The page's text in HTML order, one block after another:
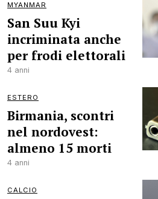
MYANMAR
San Suu Kyi
incriminata anche
per frodi elettorali
4 anni
ESTERO
Birmania, scontri
nel nordovest:
almeno 15 morti
4 anni
CALCIO